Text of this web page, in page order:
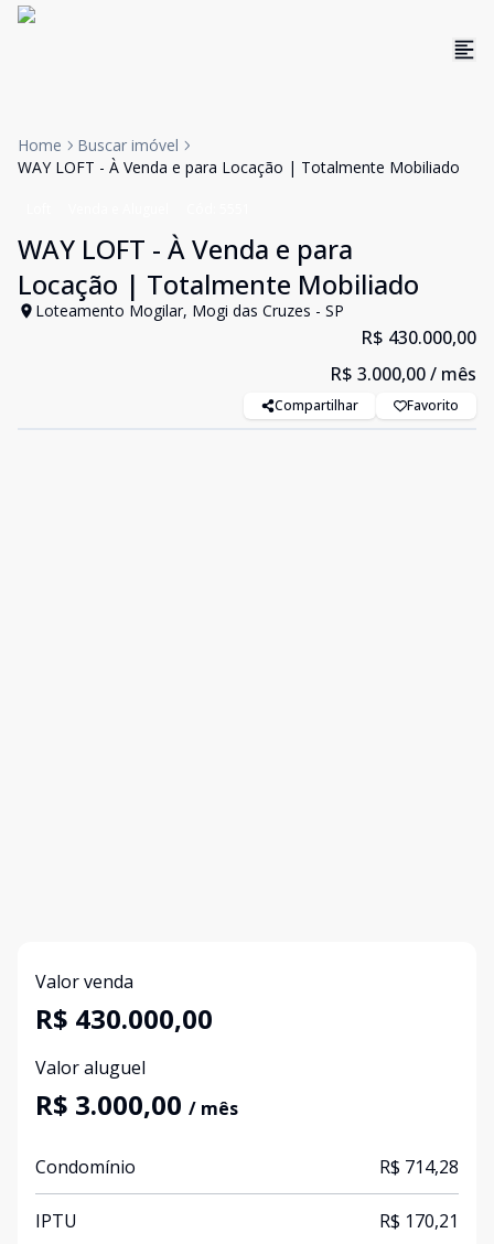
Home
Buscar imóvel
WAY LOFT - À Venda e para Locação | Totalmente Mobiliado
WAY LOFT - À Venda e para
Locação | Totalmente Mobiliado
Loteamento Mogilar, Mogi das Cruzes - SP
R$ 430.000,00
R$ 3.000,00/ mês
Compartilhar Favorito
Valor venda
R$ 430.000,00
Valor aluguel
R$ 3.000,00 / mês
Condomínio R$ 714,28
IPTU R$ 170,21